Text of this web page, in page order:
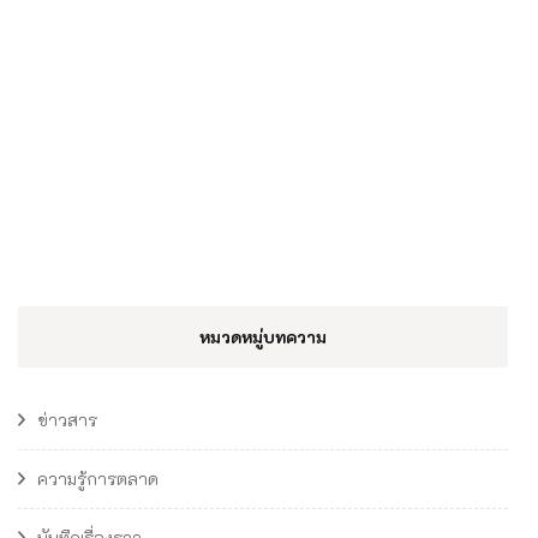
หมวดหมู่บทความ
ข่าวสาร
ความรู้การตลาด